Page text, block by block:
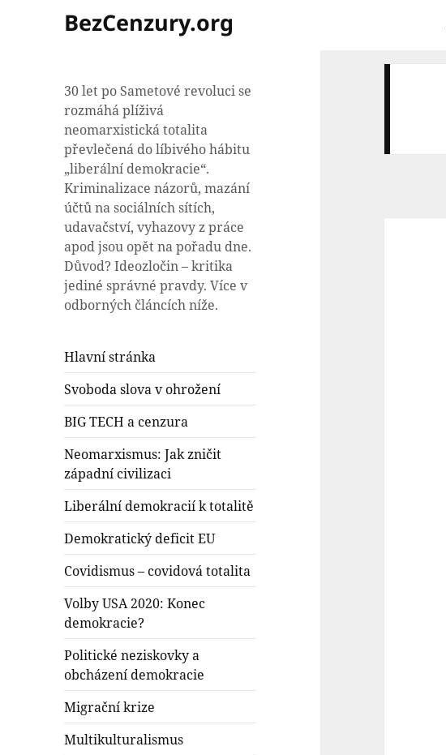
BezCenzury.org
30 let po Sametové revoluci se
rozmáhá plíživá
neomarxistická totalita
převlečená do líbivého hábitu
„liberální demokracie“.
Kriminalizace názorů, mazání
účtů na sociálních sítích,
udavačství, vyhazovy z práce
apod jsou opět na pořadu dne.
Důvod? Ideozločin – kritika
jediné správné pravdy. Více v
odborných článcích níže.
Hlavní stránka
Svoboda slova v ohrožení
BIG TECH a cenzura
Neomarxismus: Jak zničit
západní civilizaci
Liberální demokracií k totalitě
Demokratický deficit EU
Covidismus – covidová totalita
Volby USA 2020: Konec
demokracie?
Politické neziskovky a
obcházení demokracie
Migrační krize
Multikulturalismus